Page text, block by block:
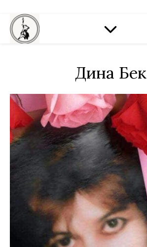
Дина Бек